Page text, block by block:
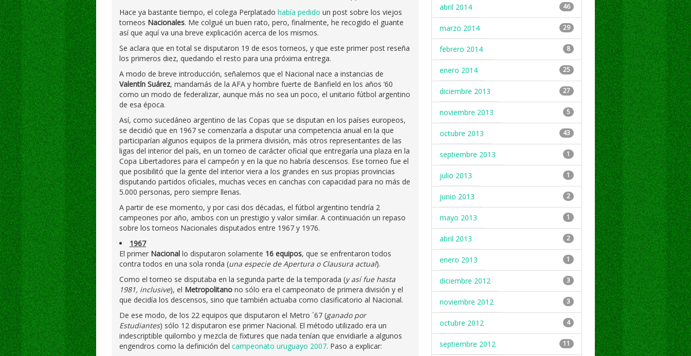
Hace ya bastante tiempo, el colega Perplatado había pedido un post sobre los viejos
torneos Nacionales. Me colgué un buen rato, pero, finalmente, he recogido el guante
así que aquí va una breve explicación acerca de los mismos.
Se aclara que en total se disputaron 19 de esos torneos, y que este primer post reseña
los primeros diez, quedando el resto para una próxima entrega.
A modo de breve introducción, señalemos que el Nacional nace a instancias de
Valentín Suárez, mandamás de la AFA y hombre fuerte de Banfield en los años ‘60
como un modo de federalizar, aunque más no sea un poco, el unitario fútbol argentino
de esa época.
Así, como sucedáneo argentino de las Copas que se disputan en los países europeos,
se decidió que en 1967 se comenzaría a disputar una competencia anual en la que
participarían algunos equipos de la primera división, más otros representantes de las
ligas del interior del país, en un torneo de carácter oficial que entregaría una plaza en la
Copa Libertadores para el campeón y en la que no habría descensos. Ese torneo fue el
que posibilitó que la gente del interior viera a los grandes en sus propias provincias
disputando partidos oficiales, muchas veces en canchas con capacidad para no más de
5.000 personas, pero siempre llenas.
A partir de ese momento, y por casi dos décadas, el fútbol argentino tendría 2
campeones por año, ambos con un prestigio y valor similar. A continuación un repaso
sobre los torneos Nacionales disputados entre 1967 y 1976.
1967
El primer Nacional lo disputaron solamente 16 equipos, que se enfrentaron todos
contra todos en una sola ronda (una especie de Apertura o Clausura actual).
Como el torneo se disputaba en la segunda parte de la temporada (y así fue hasta
1981, inclusive), el Metropolitano no sólo era el campeonato de primera división y el
que decidía los descensos, sino que también actuaba como clasificatorio al Nacional.
De ese modo, de los 22 equipos que disputaron el Metro ´67 (ganado por
Estudiantes) sólo 12 disputaron ese primer Nacional. El método utilizado era un
indescriptible quilombo y mezcla de fixtures que nada tenían que envidiarle a algunos
engendros como la definición del campeonato uruguayo 2007. Paso a explicar:
abril 2014 46
marzo 2014 29
febrero 2014 8
enero 2014 25
diciembre 2013 27
noviembre 2013 5
octubre 2013 43
septiembre 2013 1
julio 2013 1
junio 2013 2
mayo 2013 1
abril 2013 2
enero 2013 1
diciembre 2012 3
noviembre 2012 3
octubre 2012 4
septiembre 2012 11